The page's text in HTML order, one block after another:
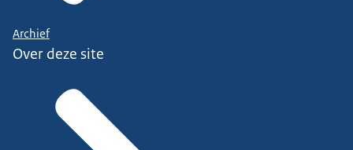
Archief
Over deze site